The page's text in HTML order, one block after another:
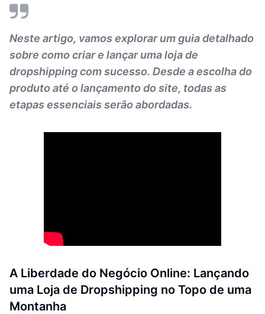
Neste artigo, vamos explorar um guia detalhado
sobre como criar e lançar uma loja de
dropshipping com sucesso. Desde a escolha do
produto até o lançamento do site, todas as
etapas essenciais serão abordadas.
A Liberdade do Negócio Online: Lançando
uma Loja de Dropshipping no Topo de uma
Montanha